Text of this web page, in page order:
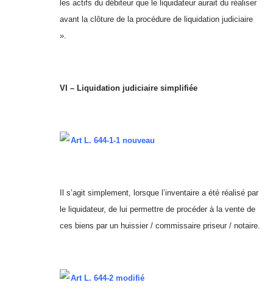
les actifs du débiteur que le liquidateur aurait du réaliser
avant la clôture de la procédure de liquidation judiciaire
».
VI – Liquidation judiciaire simplifiée
Art L. 644-1-1 nouveau
Il s’agit simplement, lorsque l’inventaire a été réalisé par
le liquidateur, de lui permettre de procéder à la vente de
ces biens par un huissier / commissaire priseur / notaire.
Art L. 644-2 modifié